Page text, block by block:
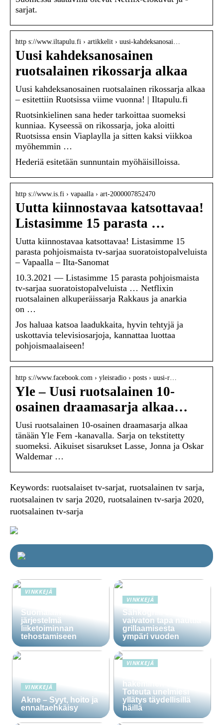
sarjat.
http s://www.iltapulu.fi › artikkelit › uusi-kahdeksanosai…
Uusi kahdeksanosainen
ruotsalainen rikossarja alkaa
Uusi kahdeksanosainen ruotsalainen rikossarja alkaa
– esitettiin Ruotsissa viime vuonna! | Iltapulu.fi
Ruotsinkielinen sana heder tarkoittaa suomeksi
kunniaa. Kyseessä on rikossarja, joka aloitti
Ruotsissa ensin Viaplaylla ja sitten kaksi viikkoa
myöhemmin …
Hederiä esitetään sunnuntain myöhäisilloissa.
http s://www.is.fi › vapaalla › art-2000007852470
Uutta kiinnostavaa katsottavaa!
Listasimme 15 parasta …
Uutta kiinnostavaa katsottavaa! Listasimme 15
parasta pohjoismaista tv-sarjaa suoratoistopalveluista
– Vapaalla – Ilta-Sanomat
10.3.2021 — Listasimme 15 parasta pohjoismaista
tv-sarjaa suoratoistopalveluista … Netflixin
ruotsalainen alkuperäissarja Rakkaus ja anarkia
on …
Jos haluaa katsoa laadukkaita, hyvin tehtyjä ja
uskottavia televisiosarjoja, kannattaa luottaa
pohjoismaalaiseen!
http s://www.facebook.com › yleisradio › posts › uusi-r…
Yle – Uusi ruotsalainen 10-
osainen draamasarja alkaa…
Uusi ruotsalainen 10-osainen draamasarja alkaa
tänään Yle Fem -kanavalla. Sarja on tekstitetty
suomeksi. Aikuiset sisarukset Lasse, Jonna ja Oskar
Waldemar …
Keywords: ruotsalaiset tv-sarjat, ruotsalainen tv sarja,
ruotsalainen tv sarja 2020, ruotsalainen tv-sarja 2020,
ruotsalainen tv-sarja
VINKKEJÄ
Suomalainen CRM-
järjestelmä
liiketoiminnan
tehostamiseen
VINKKEJÄ
Sähkögrilli on
vaivaton tapa nauttia
grillaamisesta
ympäri vuoden
VINKKEJÄ
Akne – Syyt, hoito ja
ennaltaehkäisy
VINKKEJÄ
hakeminen salassa –
Toteuta unelmiesi
yllätys täydellisillä
häillä